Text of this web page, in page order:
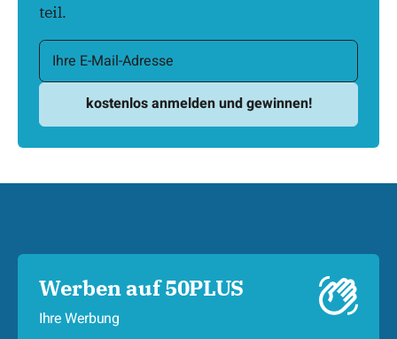
teil.
Werben auf 50PLUS
Ihre Werbung